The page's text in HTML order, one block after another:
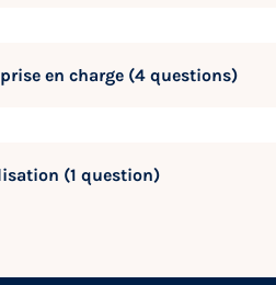
en charge (4 questions)
(1 question)